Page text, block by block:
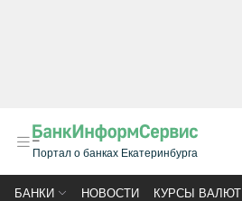
Портал о банках Екатеринбурга
БАНКИ НОВОСТИ КУРСЫ ВАЛЮТ